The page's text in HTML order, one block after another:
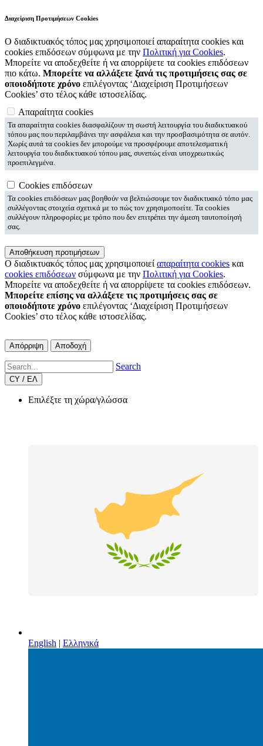
Διαχείριση Προτιμήσεων Cookies
Ο διαδικτυακός τόπος μας χρησιμοποιεί απαραίτητα cookies και
cookies επιδόσεων σύμφωνα με την Πολιτική για Cookies.
Μπορείτε να αποδεχθείτε ή να απορρίψετε τα cookies επιδόσεων
πιο κάτω. Μπορείτε να αλλάξετε ξανά τις προτιμήσεις σας σε
οποιοδήποτε χρόνο επιλέγοντας ‘Διαχείριση Προτιμήσεων
Cookies’ στο τέλος κάθε ιστοσελίδας.
Απαραίτητα cookies
Τα απαραίτητα cookies διασφαλίζουν τη σωστή λειτουργία του διαδικτυακού
τόπου μας που περιλαμβάνει την ασφάλεια και την προσβασιμότητα σε αυτόν.
Χωρίς αυτά τα cookies δεν μπορούμε να προσφέρουμε αποτελεσματική
λειτουργία του διαδικτυακού τόπου μας, συνεπώς είναι υποχρεωτικώς
προεπιλεγμένα.
Cookies επιδόσεων
Τα cookies επιδόσεων μας βοηθούν να βελτιώσουμε τον διαδικτυακό τόπο μας
συλλέγοντας στοιχεία σχετικά με το πώς τον χρησιμοποείτε. Τα cookies
συλλέγουν πληροφορίες με τρόπο που δεν επιτρέπει την άμεση ταυτοποίησή
σας.
Αποθήκευση προτιμήσεων
Ο διαδικτυακός τόπος μας χρησιμοποιεί απαραίτητα cookies και
cookies επιδόσεων σύμφωνα με την Πολιτική για Cookies.
Μπορείτε να αποδεχθείτε ή να απορρίψετε τα cookies επιδόσεων.
Μπορείτε επίσης να αλλάξετε τις προτιμήσεις σας σε
οποιοδήποτε χρόνο επιλέγοντας ‘Διαχείριση Προτιμήσεων
Cookies’ στο τέλος κάθε ιστοσελίδας.
Απόρριψη Αποδοχή
Search
CY / ΕΛ
Επιλέξτε τη χώρα/γλώσσα
English | Ελληνικά